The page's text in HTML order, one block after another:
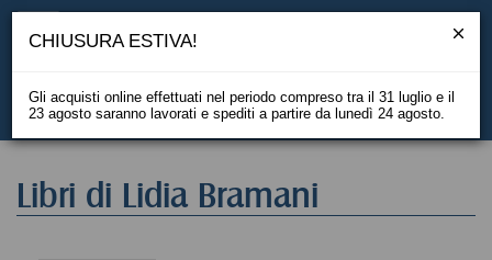
EN
Libri di Lidia Bramani
CHIUSURA ESTIVA!
Gli acquisti online effettuati nel periodo compreso tra il 31 luglio e il
23 agosto saranno lavorati e spediti a partire da lunedì 24 agosto.